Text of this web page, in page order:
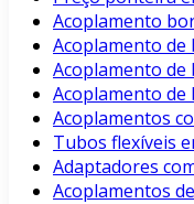
Acoplamento
Acoplamento de
Acoplamento de
Acoplamento
Acoplamentos
Tubos flexíveis
Adaptadores
Acoplamentos